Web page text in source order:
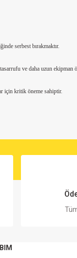
serbest bırakmaktır.
ve daha uzun ekipman
için kritik öneme sahiptir.